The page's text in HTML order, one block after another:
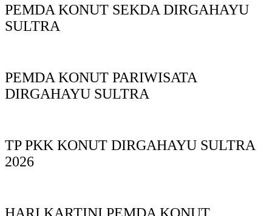
PEMDA KONUT SEKDA DIRGAHAYU
SULTRA
PEMDA KONUT PARIWISATA
DIRGAHAYU SULTRA
TP PKK KONUT DIRGAHAYU SULTRA
2026